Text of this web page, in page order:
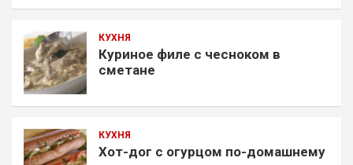
КУХНЯ
Куриное филе с чесноком в
сметане
КУХНЯ
Хот-дог с огурцом по-домашнему